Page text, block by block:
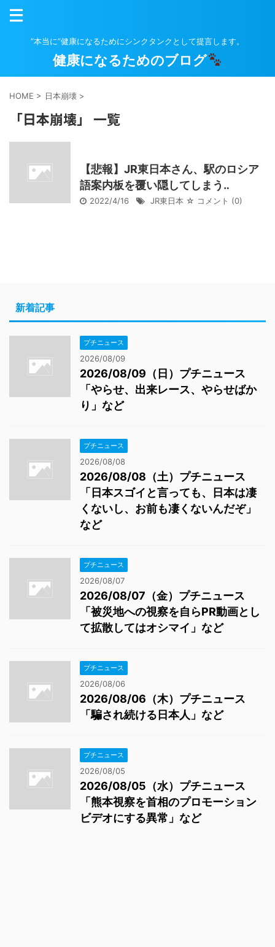
”本当に”健康になるためにシンクタンクとして提言します。
健康になるためのブログ
HOME > 日本崩壊 >
「日本崩壊」 一覧
【悲報】JR東日本さん、駅のロシア
語案内板を覆い隠してしまう‥
2022/4/16 JR東日本 ☆ コメント (0)
新着記事
プチニュース
2026/08/09
2026/08/09（日）プチニュース
「やらせ、出来レース、やらせばか
り」など
プチニュース
2026/08/08
2026/08/08（土）プチニュース
「日本スゴイと言っても、日本は凄
くないし、お前も凄くないんだぞ」
など
プチニュース
2026/08/07
2026/08/07（金）プチニュース
「被災地への視察を自らPR動画とし
て拡散してはオシマイ」など
プチニュース
2026/08/06
2026/08/06（木）プチニュース
「騙され続ける日本人」など
プチニュース
2026/08/05
2026/08/05（水）プチニュース
「熊本視察を首相のプロモーション
ビデオにする異常」など